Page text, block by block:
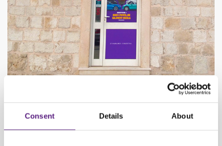
Consent Details About
adresi Obala Stjepana Radića 32, s radnim vremenom od PON – PET od
08:00 – 20:00; SUB od 08:00 – 19:00; i NED 08:00 – 12:00 sati.